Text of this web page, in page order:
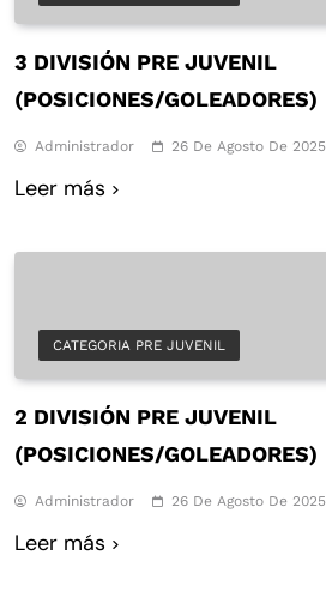
3 DIVISIÓN PRE JUVENIL
(POSICIONES/GOLEADORES)
Administrador 26 De Agosto De 2025
Leer más
CATEGORIA PRE JUVENIL
2 DIVISIÓN PRE JUVENIL
(POSICIONES/GOLEADORES)
Administrador 26 De Agosto De 2025
Leer más